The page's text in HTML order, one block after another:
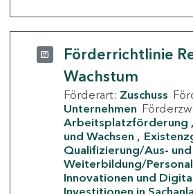
Förderrichtlinie
Wachstum
Förderart: Zuschuss
Unternehmen
Arbeitsplatzförderung
und Wachsen
Qualifizierung/Aus- und
Weiterbildung/Personal
Innovationen und